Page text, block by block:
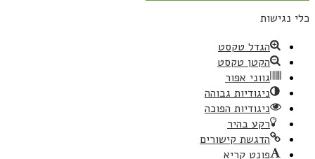
כלי נגישות
הגדל טקסט
הקטן טקסט
גווני אפור
ניגודיות גבוהה
ניגודיות הפוכה
רקע בהיר
הדגשת קישורים
פונט קריא